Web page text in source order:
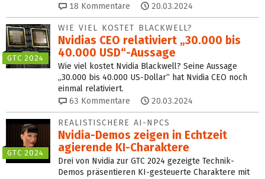
18 Kommentare 20.03.2024
GTC 2024
WIE VIEL KOSTET BLACKWELL?
Nvidias CEO relativiert „30.000 bis
40.000 USD“-Aussage
Wie viel kostet Nvidia Blackwell? Seine Aussage
„30.000 bis 40.000 US-Dollar“ hat Nvidia CEO noch
einmal relativiert.
63 Kommentare 20.03.2024
GTC 2024
REALISTISCHERE AI-NPCS
Nvidia-Demos zeigen in Echtzeit
agierende KI-Charaktere
Drei von Nvidia zur GTC 2024 gezeigte Technik-
Demos präsentieren KI-gesteuerte Charaktere mit